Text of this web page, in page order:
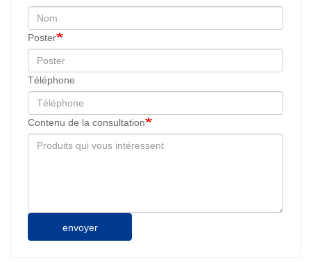
Poster
Téléphone
Contenu de la consultation
envoyer